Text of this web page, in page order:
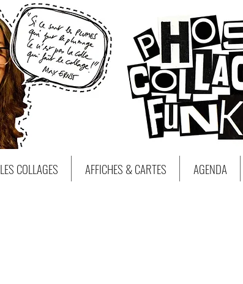
LES COLLAGES AFFICHES & CARTES AGENDA